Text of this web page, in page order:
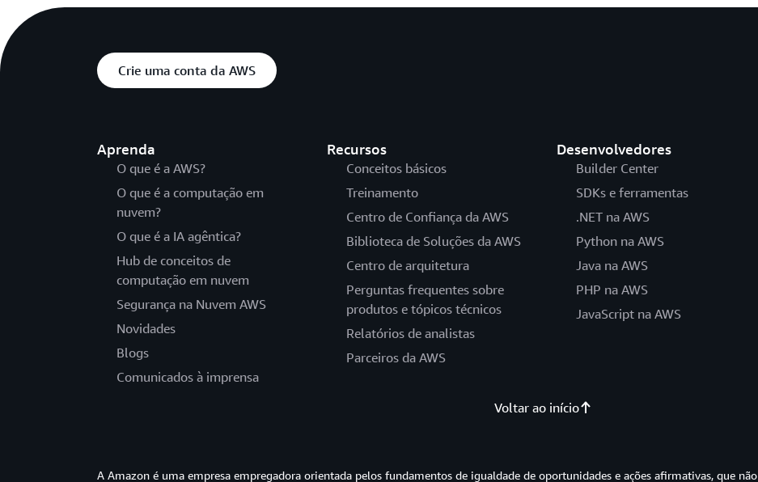
Crie uma conta da AWS
Aprenda
O que é a AWS?
O que é a computação em
nuvem?
O que é a IA agêntica?
Hub de conceitos de
computação em nuvem
Segurança na Nuvem AWS
Novidades
Blogs
Comunicados à imprensa
Recursos
Conceitos básicos
Treinamento
Centro de Confiança da AWS
Biblioteca de Soluções da AWS
Centro de arquitetura
Perguntas frequentes sobre
produtos e tópicos técnicos
Relatórios de analistas
Parceiros da AWS
Desenvolvedores
Builder Center
SDKs e ferramentas
.NET na AWS
Python na AWS
Java na AWS
PHP na AWS
JavaScript na AWS
Voltar ao início
A Amazon é uma empresa empregadora orientada pelos fundamentos de igualdade de oportunidades e ações afirmativas, que não